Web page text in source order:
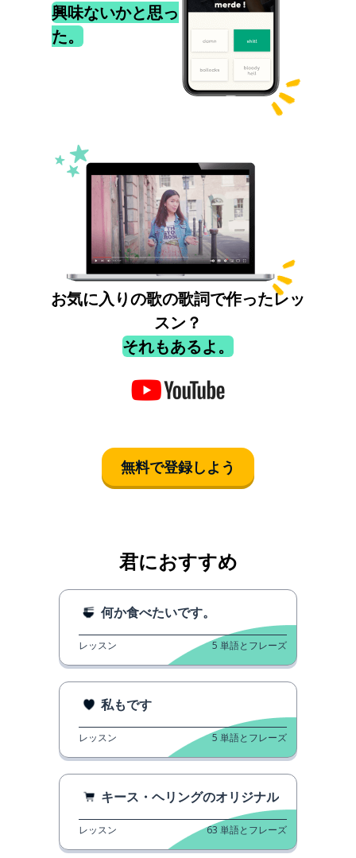
興味ないかと思っ
た。
お気に入りの歌の歌詞で作ったレッ
スン？
それもあるよ。
無料で登録しよう
君におすすめ
何か食べたいです。
レッスン 5 単語とフレーズ
私もです
レッスン 5 単語とフレーズ
キース・ヘリングのオリジナル
レッスン 63 単語とフレーズ